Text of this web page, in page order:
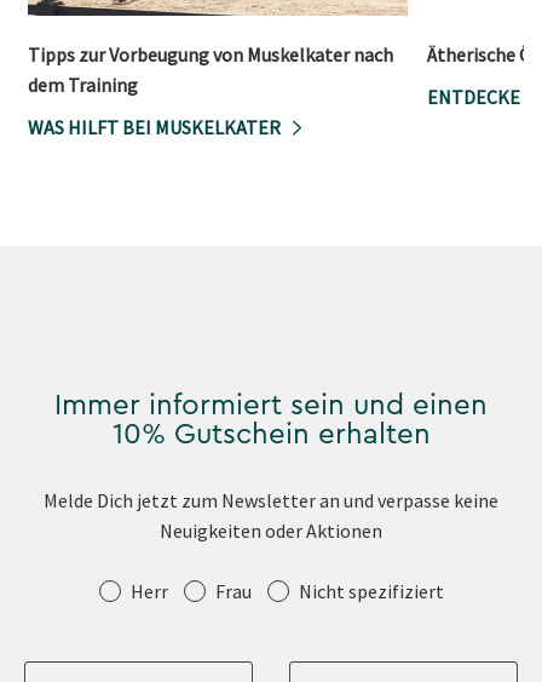
Tipps zur Vorbeugung von Muskelkater nach
dem Training
WAS HILFT BEI MUSKELKATER
Ätherische
ENTDECKE
Immer informiert sein und einen
10% Gutschein erhalten
Melde Dich jetzt zum Newsletter an und verpasse keine
Neuigkeiten oder Aktionen
Anrede Herr Frau Nicht spezifiziert